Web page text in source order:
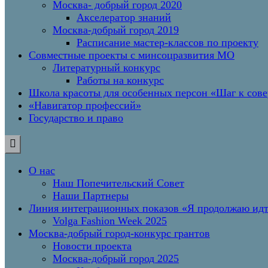
Москва- добрый город 2020
Акселератор знаний
Москва-добрый город 2019
Расписание мастер-классов по проекту
Совместные проекты с минсоцразвития МО
Литературный конкурс
Работы на конкурс
Школа красоты для особенных персон «Шаг к
«Навигатор профессий»
Государство и право
О нас
Наш Попечительский Совет
Наши Партнеры
Линия интеграционных показов «Я продолжаю
Volga Fashion Week 2025
Москва-добрый город-конкурс грантов
Новости проекта
Москва-добрый город 2025